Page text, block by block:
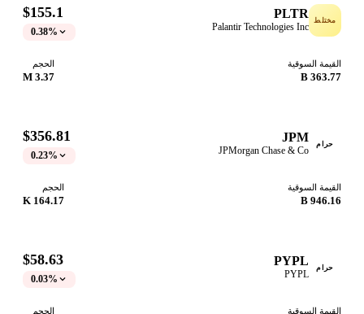
مختلط PLTR
Palantir Technologies Inc
$155.1
0.38%
القيمة السوقية
363.77 B
الحجم
3.37 M
حرام JPM
JPMorgan Chase & Co
$356.81
0.23%
القيمة السوقية
946.16 B
الحجم
164.17 K
حرام PYPL
PYPL
$58.63
0.03%
القيمة السوقية الحجم